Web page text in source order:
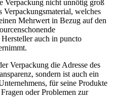
Verpackung nicht unnötig groß
Verpackungsmaterial, welches
Mehrwert in Bezug auf den
auch in puncto
Verpackung die Adresse des
sondern ist auch ein
für seine Produkte
oder Problemen zur